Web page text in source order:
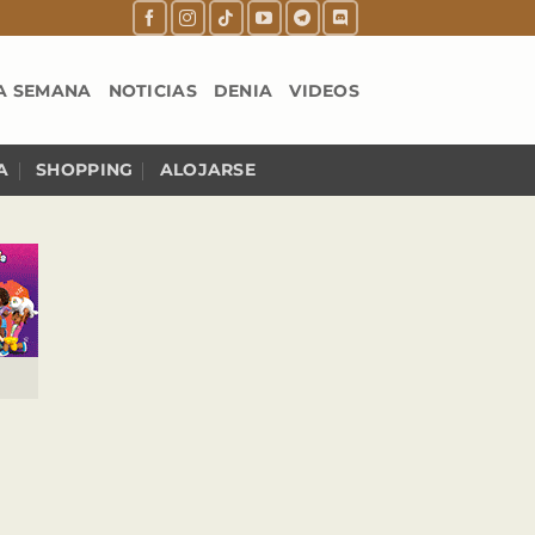
SEMANA NOTICIAS DENIA VIDEOS
SHOPPING ALOJARSE